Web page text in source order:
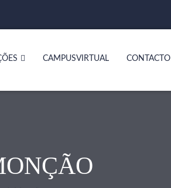
CAMPUSVIRTUAL CONTACTO